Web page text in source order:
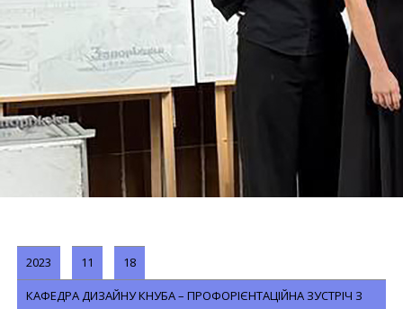
2023 11 18
КАФЕДРА ДИЗАЙНУ КНУБА – ПРОФОРІЄНТАЦІЙНА ЗУСТРІЧ З